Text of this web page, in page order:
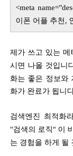
<meta
이폰 어플 추천,
제가 쓰고 있는 메
시면 나올 것입니
화는 좋은 정보와
화가 완료가 됩니
검색엔진 최적화
"검색의 로직" 이
는 경험을 하게 될